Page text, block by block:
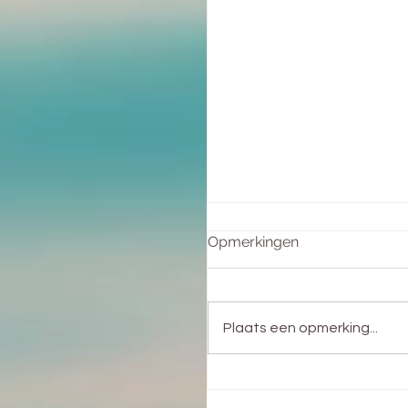
Opmerkingen
Plaats een opmerking...